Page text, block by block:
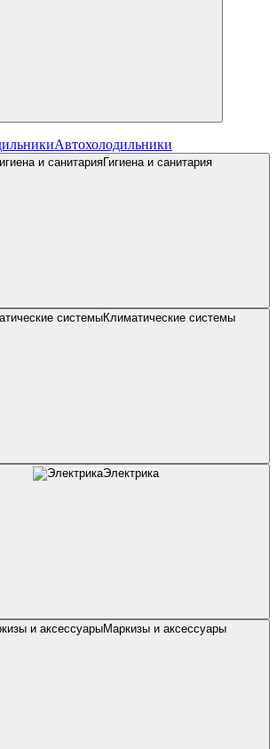
Автохолодильники
Гигиена и санитария
Климатические системы
Электрика
Маркизы и аксессуары